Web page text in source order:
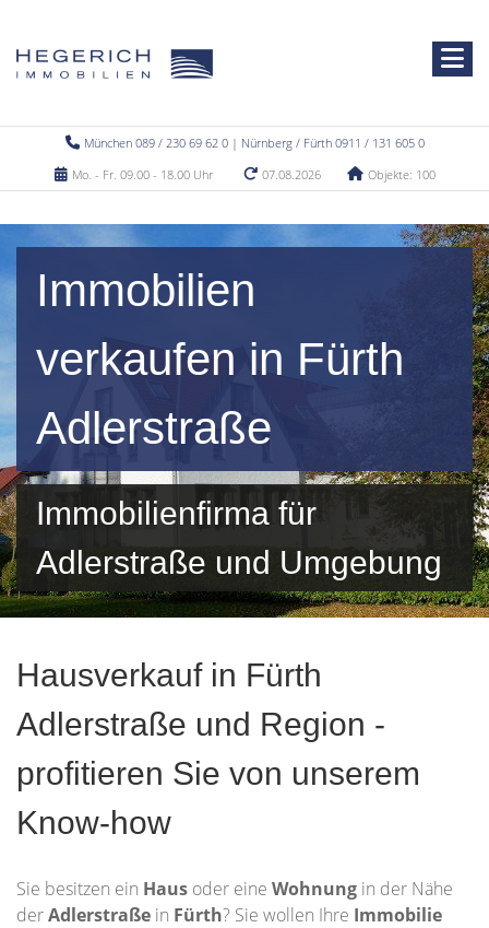
München 089 / 230 69 62 0 | Nürnberg / Fürth 0911 / 131 605 0
Mo. - Fr. 09.00 - 18.00 Uhr
07.08.2026 Objekte: 100
Immobilien
verkaufen in Fürth
Adlerstraße
Immobilienfirma für
Adlerstraße und Umgebung
Hausverkauf in Fürth
Adlerstraße und Region -
profitieren Sie von unserem
Know-how
Sie besitzen ein Haus oder eine Wohnung in der Nähe
derAdlerstraße in Fürth? Sie wollen Ihre Immobilie